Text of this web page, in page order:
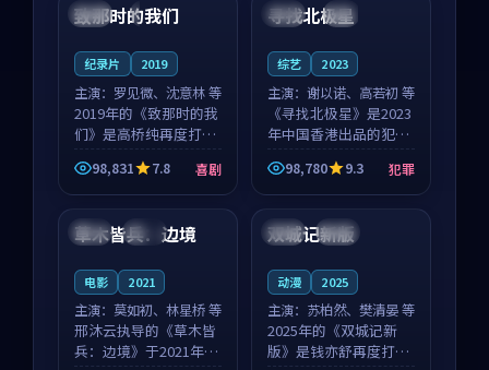
中国 4K
致那时的我们
纪录片 2019
主演： 罗见微、沈意林 等
2019年的《致那时的我
们》是高桥纯再度打磨
的喜剧佳作。中国大陆
的取景与都市寓言的氛
围相互成就，罗见微与
沈意林的对手戏自然克
制，让整部影片在悬
98,831 7.8 喜剧
中国 4K
寻找北极星
综艺 2023
主演： 谢以诺、高若初 等
《寻找北极星》是2023
年中国香港出品的犯罪
新作，主创团队希望用
公路冒险的故事让观众
停下来想一想。谢以诺
领衔，高若初担任重要
角色，戚南柯的叙事
98,780 9.3 犯罪
泰国 独播
草木皆兵：边境
电影 2021
主演： 莫如初、林星桥 等
邢沐云执导的《草木皆
兵：边境》于2021年面
中国 独播
双城记新版
动漫 2025
主演： 苏柏然、樊清晏 等
2025年的《双城记新
版》是钱亦舒再度打磨